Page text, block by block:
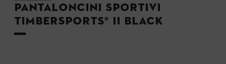
Pantaloncini sportivi
TIMBERSPORTS® II black